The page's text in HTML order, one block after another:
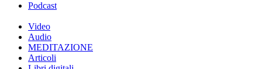
Podcast
Video
Audio
MEDITAZIONE
Articoli